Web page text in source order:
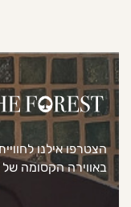
הצטרפו אילנו
באווירה הקסומה